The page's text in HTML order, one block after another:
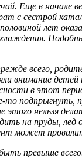
Еще в начале
с сестрой
лет
всего,
внимание
в этот
то подпрыгнуть,
этого нельзя
на пруды, лед
может
превыше